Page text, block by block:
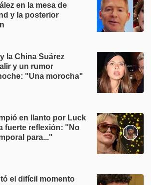
en la mesa de
y la posterior
la China Suárez
y un rumor
"Una morocha"
en llanto por Luck
fuerte reflexión: "No
para..."
el difícil momento